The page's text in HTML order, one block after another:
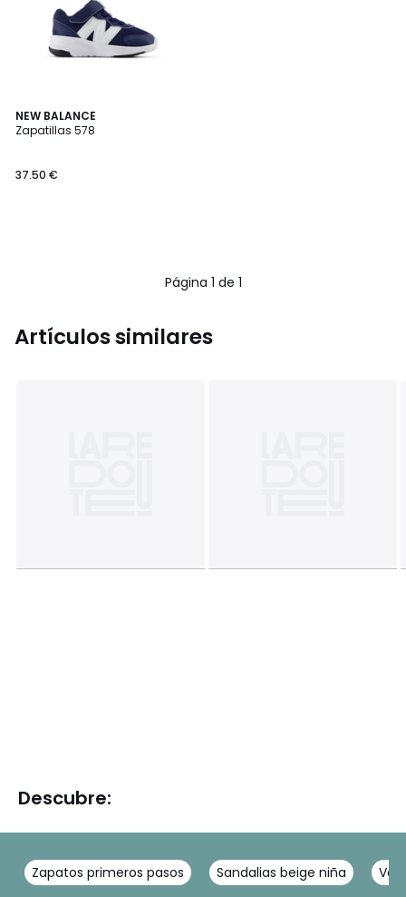
NEW BALANCE
Zapatillas 578
37.50 €
Página 1 de 1
Artículos similares
Descubre:
Zapatos primeros pasos Sandalias beige niña